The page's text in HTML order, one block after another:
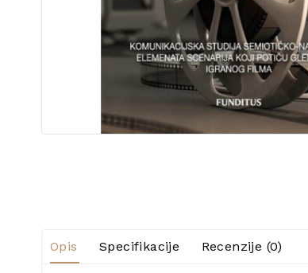
Opis Specifikacije Recenzije (0)